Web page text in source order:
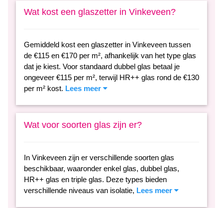
Wat kost een glaszetter in Vinkeveen?
Gemiddeld kost een glaszetter in Vinkeveen tussen
de €115 en €170 per m², afhankelijk van het type glas
dat je kiest. Voor standaard dubbel glas betaal je
ongeveer €115 per m², terwijl HR++ glas rond de €130
per m² kost. Lees meer
Wat voor soorten glas zijn er?
In Vinkeveen zijn er verschillende soorten glas
beschikbaar, waaronder enkel glas, dubbel glas,
HR++ glas en triple glas. Deze types bieden
verschillende niveaus van isolatie, Lees meer